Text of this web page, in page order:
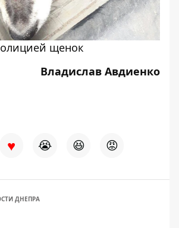
щенок
Владислав Авдиенко
♥ 😭 😆 😡
ДНЕПРА